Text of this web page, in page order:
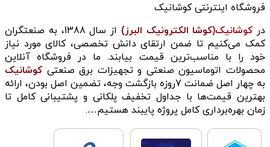
فروشگاه اینترنتی کوشانیک
در کوشانیک(کوشا الکترونیک البرز)
از سال 1388، به صنعتگران
کمک می‌کنیم تا ضمن ارتقای دانش تخصصی، کالای مورد نیاز
خود را با مناسب‌ترین قیمت بیابند. ما در فروشگاه آنلاین
محصولات اتوماسیون صنعتی و تجهیزات برق صنعتی کوشانیک
به چهار اصل ضمانت 7روزه بازگشت وجه، تضمین اصل بودن، ارائه
بهترین قیمت‌ها با جداول تخفیف پلکانی و پشتیبانی کامل تا
زمان بهره‌برداری کامل پروژه پایبند هستیم….